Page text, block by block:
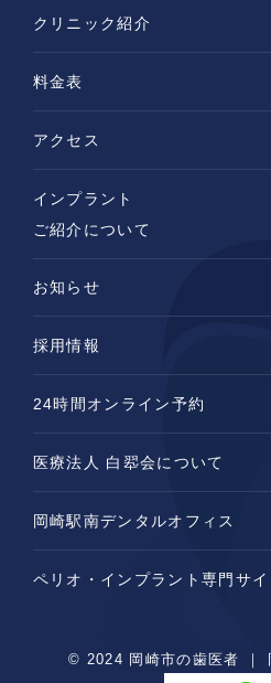
クリニック紹介
料金表
アクセス
インプラント
ご紹介について
お知らせ
採用情報
24時間オンライン予約
医療法人 白翆会について
岡崎駅南デンタルオフィス
ペリオ・インプラント専門サイ
© 2024 岡崎市の歯医者 ｜